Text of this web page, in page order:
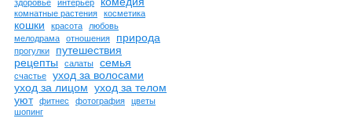
здоровье интерьер
комнатные растения косметика
кошки красота
любовь
мелодрама
отношения природа
прогулки
путешествия
рецепты
салаты семья
счастье
уход за волосами
уход за лицом уход за телом
уют
фитнес фотография
цветы
шопинг